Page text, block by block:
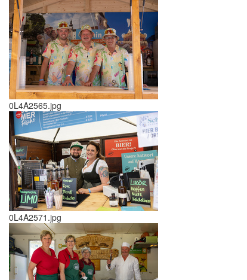
0L4A2565.jpg
0L4A2571.jpg